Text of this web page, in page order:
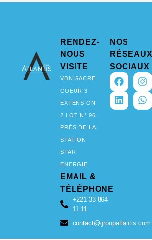
RENDEZ-
NOUS
VISITE
VDN SACRE
COEUR 3
EXTENSION
2 LOT N° 96
PRÈS DE LA
STATION
STAR
ENERGIE
EMAIL &
TÉLÉPHONE
+221 33 864
11 11
contact@groupatlantis.com
NOS
RÉSEAUX
SOCIAUX